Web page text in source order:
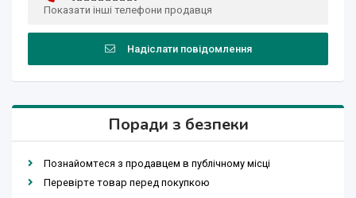
Показати інші телефони продавця
Надіслати повідомлення
Поради з безпеки
Познайомтеся з продавцем в публічному місці
Перевірте товар перед покупкою